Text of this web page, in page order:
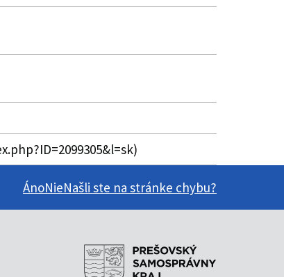
ÁnoNieNašli ste na stránke chybu?